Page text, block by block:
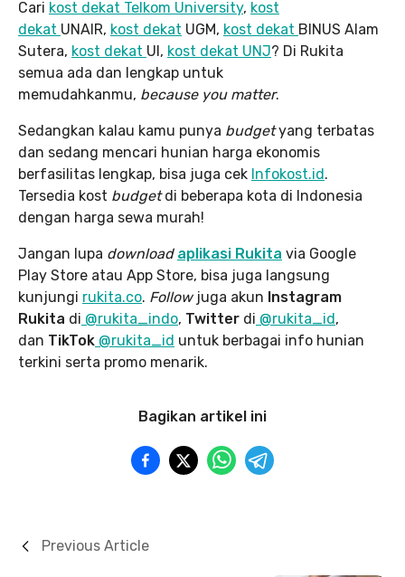
Cari kost dekat Telkom University, kost
dekat UNAIR, kost dekat UGM, kost dekat BINUS Alam
Sutera, kost dekat UI, kost dekat UNJ? Di Rukita
semua ada dan lengkap untuk
memudahkanmu, because you matter.
Sedangkan kalau kamu punya budgetyang terbatas
dan sedang mencari hunian harga ekonomis
berfasilitas lengkap, bisa juga cek Infokost.id .
Tersedia kost budgetdi beberapa kota di Indonesia
dengan harga sewa murah!
Jangan lupa download aplikasi Rukita via Google
Play Store atau App Store, bisa juga langsung
kunjungi rukita.co. Followjuga akun Instagram
Rukita di @rukita_indo, Twitter di @rukita_id ,
dan TikTok @rukita_id untuk berbagai info hunian
terkini serta promo menarik.
Bagikan artikel ini
Previous Article